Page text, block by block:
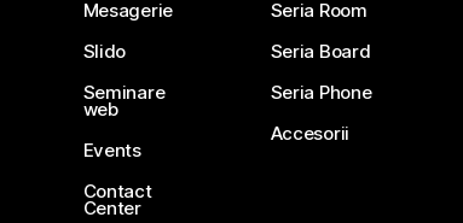
Mesagerie
Slido
Seminare
web
Events
Contact
Center
Seria Room
Seria Board
Seria Phone
Accesorii